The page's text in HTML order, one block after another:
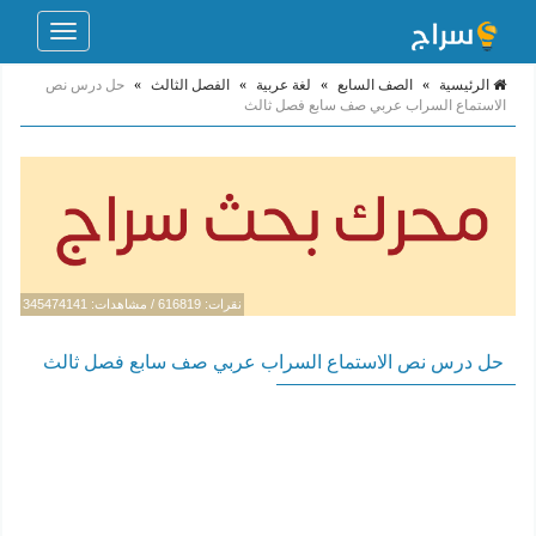
Toggle
الرئيسية » الصف السابع » لغة عربية » الفصل الثالث » حل درس نص
الاستماع السراب عربي صف سابع فصل ثالث
نقرات: 616819 / مشاهدات: 345474141
حل درس نص الاستماع السراب عربي صف سابع فصل ثالث